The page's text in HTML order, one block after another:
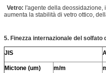
Vetro: l'agente della deossidazione,
aumenta la stabilità di vetro ottico,
5. Finezza internazionale del solfato
JIS
Mictone (um) m/m